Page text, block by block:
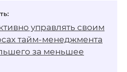
управлять своим
тайм-менеджмента
за меньшее